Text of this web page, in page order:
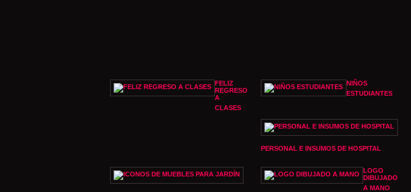
FELIZ
REGRESO
A
CLASES
NIÑOS
ESTUDIANTES
PERSONAL E INSUMOS DE HOSPITAL
LOGO
DIBUJADO
A MANO